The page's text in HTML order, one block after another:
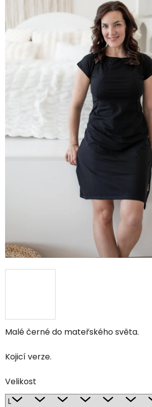
Malé černé do mateřského světa.
Kojicí verze.
Velikost